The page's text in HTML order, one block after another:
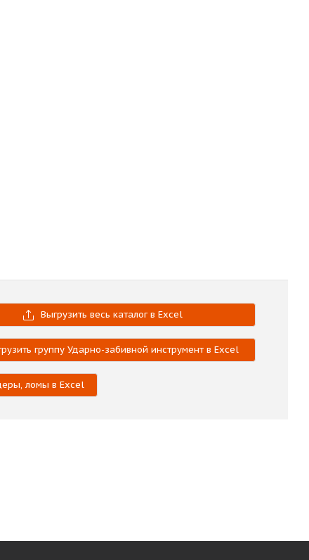
Выгрузить весь каталог в Excel
группу Ударно-забивной инструмент в Excel
ломы в Excel